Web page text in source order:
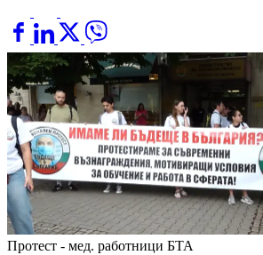
Протест - мед. работници БТА